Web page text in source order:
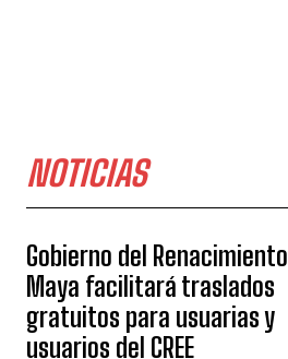
NOTICIAS
Gobierno del Renacimiento
Maya facilitará traslados
gratuitos para usuarias y
usuarios del CREE